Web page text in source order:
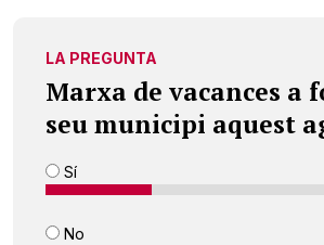
LA PREGUNTA
Marxa de vacances a
seu municipi aquest
Sí
No